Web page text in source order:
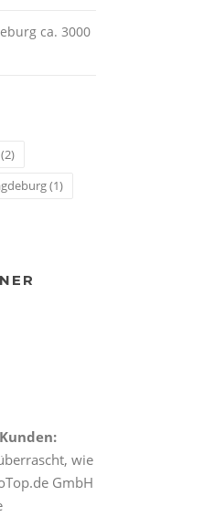
ca. 3000
(2)
(1)
wie
GmbH